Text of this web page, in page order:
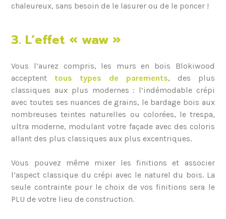
chaleureux, sans besoin de le lasurer ou de le poncer !
3. L’effet « waw »
Vous l’aurez compris, les murs en bois Blokiwood
acceptent tous types de parements, des plus
classiques aux plus modernes : l’indémodable crépi
avec toutes ses nuances de grains, le bardage bois aux
nombreuses teintes naturelles ou colorées, le trespa,
ultra moderne, modulant votre façade avec des coloris
allant des plus classiques aux plus excentriques.
Vous pouvez même mixer les finitions et associer
l’aspect classique du crépi avec le naturel du bois. La
seule contrainte pour le choix de vos finitions sera le
PLU de votre lieu de construction.